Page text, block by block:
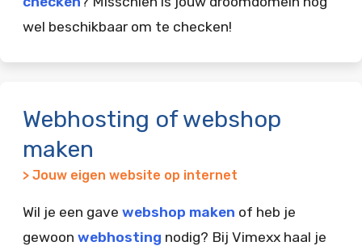
wel beschikbaar om te checken!
Webhosting of webshop
maken
> Jouw eigen website op internet
Wil je een gave webshop maken of heb je
gewoon webhosting nodig? Bij Vimexx haal je